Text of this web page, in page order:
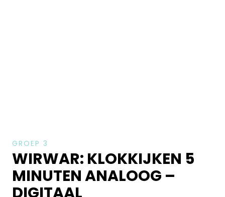
GROEP 3
WIRWAR: KLOKKIJKEN 5
MINUTEN ANALOOG –